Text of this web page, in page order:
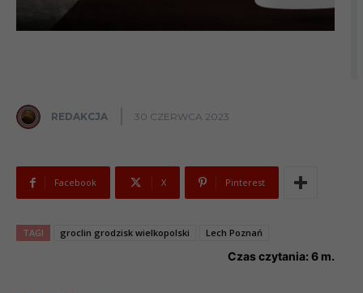
REDAKCJA 30 CZERWCA 2023
Facebook X Pinterest
TAGI groclin grodzisk wielkopolski Lech Poznań
Czas czytania: 6 m.